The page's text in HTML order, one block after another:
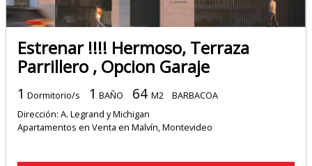
Estrenar !!!! Hermoso, Terraza
Parrillero , Opcion Garaje
1 Dormitorio/s 1 BAÑO 64 M2
BARBACOA
Dirección: A. Legrand y Michigan
Apartamentos en Venta en Malvín, Montevideo